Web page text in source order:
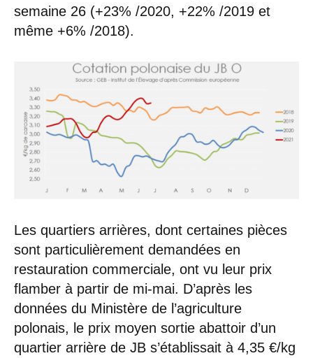
semaine 26 (+23% /2020, +22% /2019 et
même +6% /2018).
Les quartiers arrières, dont certaines pièces
sont particulièrement demandées en
restauration commerciale, ont vu leur prix
flamber à partir de mi-mai. D’après les
données du Ministère de l’agriculture
polonais, le prix moyen sortie abattoir d’un
quartier arrière de JB s’établissait à 4,35 €/kg